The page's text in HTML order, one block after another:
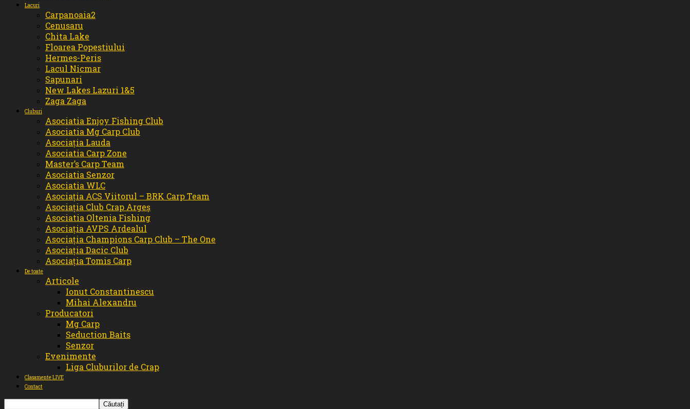
Lacuri
Carpanoaia2
Cenusaru
Chita Lake
Floarea Popestiului
Hermes-Peris
Lacul Nicmar
Sapunari
New Lakes Lazuri 1&5
Zaga Zaga
Cluburi
Asociatia Enjoy Fishing Club
Asociatia Mg Carp Club
Asociația Lauda
Asociatia Carp Zone
Master’s Carp Team
Asociatia Senzor
Asociatia WLC
Asociația ACS Viitorul – BRK Carp Team
Asociația Club Crap Argeș
Asociatia Oltenia Fishing
Asociația AVPS Ardealul
Asociația Champions Carp Club – The One
Asociația Dacic Club
Asociația Tomis Carp
De toate
Articole
Ionut Constantinescu
Mihai Alexandru
Producatori
Mg Carp
Seduction Baits
Senzor
Evenimente
Liga Cluburilor de Crap
Clasamente LIVE
Contact